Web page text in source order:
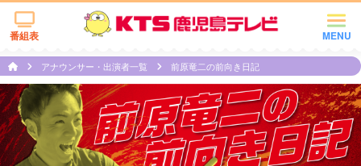
MENU
番組表
アナウンサー・出演者一覧 前原竜二の前向き日記